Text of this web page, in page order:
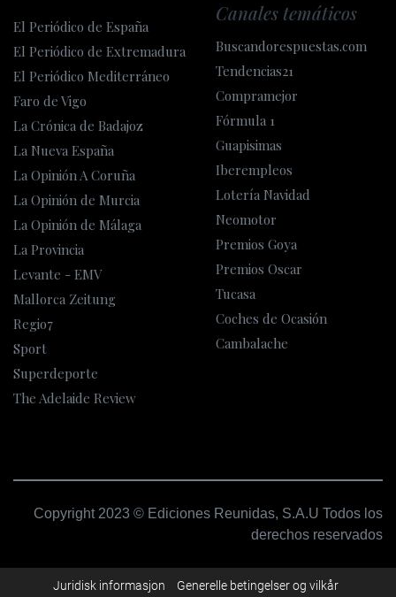
El Periódico de España
El Periódico de Extremadura
El Periódico Mediterráneo
Faro de Vigo
La Crónica de Badajoz
La Nueva España
La Opinión A Coruña
La Opinión de Murcia
La Opinión de Málaga
La Provincia
Levante - EMV
Mallorca Zeitung
Regio7
Sport
Superdeporte
The Adelaide Review
Canales temáticos
Buscandorespuestas.com
Tendencias21
Compramejor
Fórmula 1
Guapisimas
Iberempleos
Lotería Navidad
Neomotor
Premios Goya
Premios Oscar
Tucasa
Coches de Ocasión
Cambalache
Copyright 2023 © Ediciones Reunidas, S.A.U Todos los
derechos reservados
Juridisk informasjon Generelle betingelser og vilkår